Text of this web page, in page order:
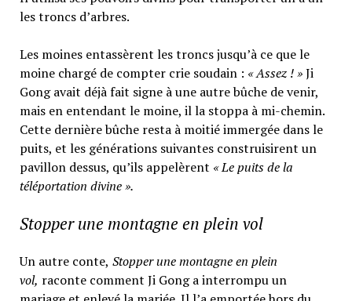
les troncs d’arbres.
Les moines entassèrent les troncs jusqu’à ce que le
moine chargé de compter crie soudain : « Assez ! »Ji
Gong avait déjà fait signe à une autre bûche de venir,
mais en entendant le moine, il la stoppa à mi-chemin.
Cette dernière bûche resta à moitié immergée dans le
puits, et les générations suivantes construisirent un
pavillon dessus, qu’ils appelèrent « Le puits de la
téléportation divine ».
Stopper une montagne en plein vol
Un autre conte, Stopper une montagne en plein
vol, raconte comment Ji Gong a interrompu un